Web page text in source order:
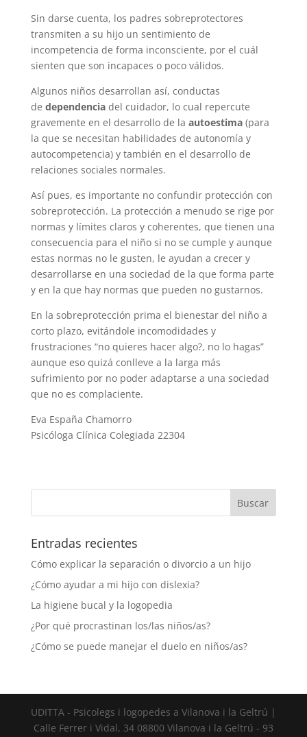
Sin darse cuenta, los padres sobreprotectores
transmiten a su hijo un sentimiento de
incompetencia de forma inconsciente, por el cuál
sienten que son incapaces o poco válidos.
Algunos niños desarrollan así, conductas
de dependenciadel cuidador, lo cual repercute
gravemente en el desarrollo de la autoestima (para
la que se necesitan habilidades de autonomía y
autocompetencia) y también en el desarrollo de
relaciones sociales normales.
Así pues, es importante no confundir protección con
sobreprotección. La protección a menudo se rige por
normas y límites claros y coherentes, que tienen una
consecuencia para el niño si no se cumple y aunque
estas normas no le gusten, le ayudan a crecer y
desarrollarse en una sociedad de la que forma parte
y en la que hay normas que pueden no gustarnos.
En la sobreprotección prima el bienestar del niño a
corto plazo, evitándole incomodidades y
frustraciones “no quieres hacer algo?, no lo hagas”
aunque eso quizá conlleve a la larga más
sufrimiento por no poder adaptarse a una sociedad
que no es complaciente.
Eva España Chamorro
Psicóloga Clínica Colegiada 22304
Entradas recientes
Cómo explicar la separación o divorcio a un hijo
¿Cómo ayudar a mi hijo con dislexia?
La higiene bucal y la logopedia
¿Por qué procrastinan los/las niños/as?
¿Cómo se puede manejar el duelo en niños/as?
UDITTA - Psicolegs i logopedes a Vilanova i la Geltrú |
Calle Ferrer i Vidal, 34 08800 Vilanova i la Geltrú - 93